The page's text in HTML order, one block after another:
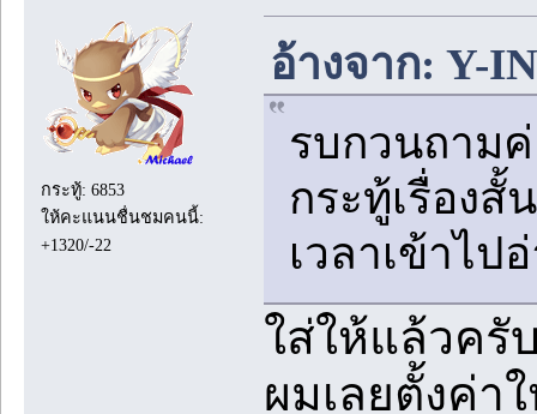
กระทู้: 6853
ให้คะแนนชื่นชมคนนี้:
+1320/-22
อ้างจาก: Y-
รบกวนถาม
กระทู้เรื่องสั้
เวลาเข้าไ
ใส่ให้แล้วครั
ผมเลยตั้งค่า